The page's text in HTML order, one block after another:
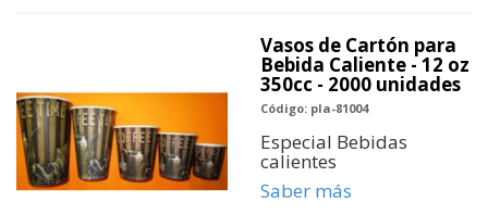
Vasos de Cartón para
Bebida Caliente - 12 oz
350cc - 2000 unidades
Código: pla-81004
Especial Bebidas
calientes
Saber más